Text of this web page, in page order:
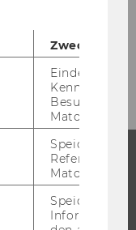
Talk
Zweck
Eindeutige
Besuchers
Matomo.
Speicherung
Referrers
Matomo.
Speicherung